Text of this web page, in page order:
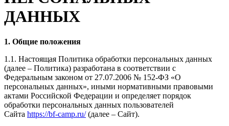
ДАННЫХ
1. Общие положения
1.1. Настоящая Политика обработки персональных данных
(далее – Политика) разработана в соответствии с
Федеральным законом от 27.07.2006 № 152-ФЗ «О
персональных данных», иными нормативными правовыми
актами Российской Федерации и определяет порядок
обработки персональных данных пользователей
Сайта https://bf-camp.ru/(далее – Сайт).